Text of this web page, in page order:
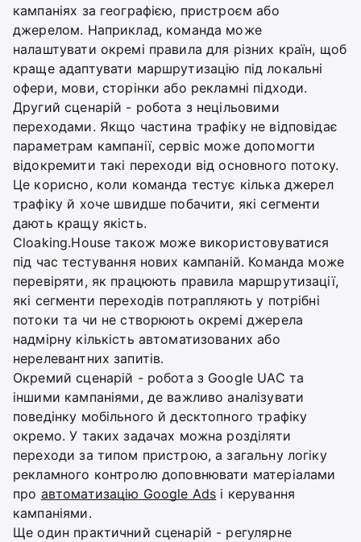
кампаніях за географією, пристроєм або
джерелом. Наприклад, команда може
налаштувати окремі правила для різних країн, щоб
краще адаптувати маршрутизацію під локальні
офери, мови, сторінки або рекламні підходи.
Другий сценарій - робота з нецільовими
переходами. Якщо частина трафіку не відповідає
параметрам кампанії, сервіс може допомогти
відокремити такі переходи від основного потоку.
Це корисно, коли команда тестує кілька джерел
трафіку й хоче швидше побачити, які сегменти
дають кращу якість.
Cloaking.House також може використовуватися
під час тестування нових кампаній. Команда може
перевіряти, як працюють правила маршрутизації,
які сегменти переходів потрапляють у потрібні
потоки та чи не створюють окремі джерела
надмірну кількість автоматизованих або
нерелевантних запитів.
Окремий сценарій - робота з Google UAC та
іншими кампаніями, де важливо аналізувати
поведінку мобільного й десктопного трафіку
окремо. У таких задачах можна розділяти
переходи за типом пристрою, а загальну логіку
рекламного контролю доповнювати матеріалами
про автоматизацію Google Ads і керування
кампаніями.
Ще один практичний сценарій - регулярне